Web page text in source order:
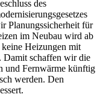
des
Planungssicherheit für
im Neubau wird ab
Heizungen mit
Damit schaffen wir die
und Fernwärme künftig
werden. Den